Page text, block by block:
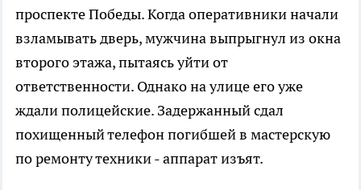
проспекте Победы. Когда оперативники начали
взламывать дверь, мужчина выпрыгнул из окна
второго этажа, пытаясь уйти от
ответственности. Однако на улице его уже
ждали полицейские. Задержанный сдал
похищенный телефон погибшей в мастерскую
по ремонту техники - аппарат изъят.